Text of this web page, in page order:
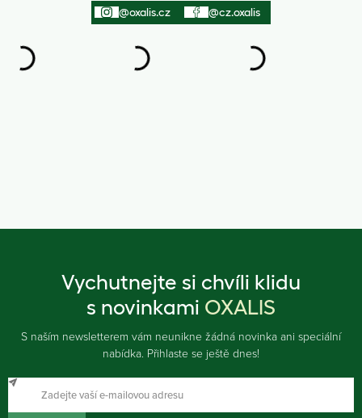
@oxalis.cz @cz.oxalis
Vychutnejte si chvíli klidu
s novinkami OXALIS
S naším newsletterem vám neunikne žádná novinka ani speciální
nabídka. Přihlaste se ještě dnes!